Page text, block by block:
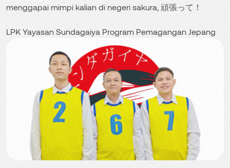
menggapai mimpi kalian di negeri sakura, 頑張って！
LPK Yayasan Sundagaiya Program Pemagangan Jepang